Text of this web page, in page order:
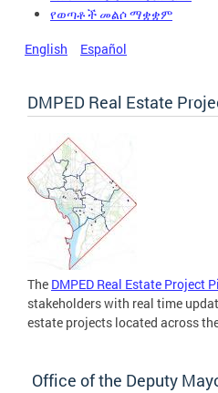
የወጣቶች መልሶ ማቋቋም
English Español
DMPED Real Estate
The DMPED Real Estate Project
stakeholders with real time
estate projects located across
Office of the Deputy